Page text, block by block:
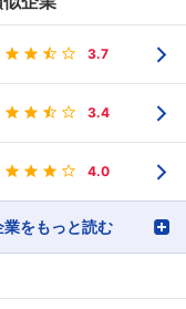
3.7
3.4
4.0
をもっと読む